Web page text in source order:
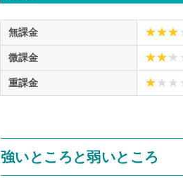
無課金
微課金
重課金
強いところと弱いところ